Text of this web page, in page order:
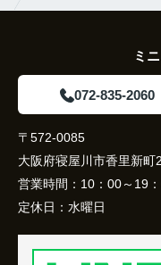
ミ
072-835-2060
〒572-0085
大阪府寝屋川市香里新
営業時間： 10：00～19
定休日： 水曜日